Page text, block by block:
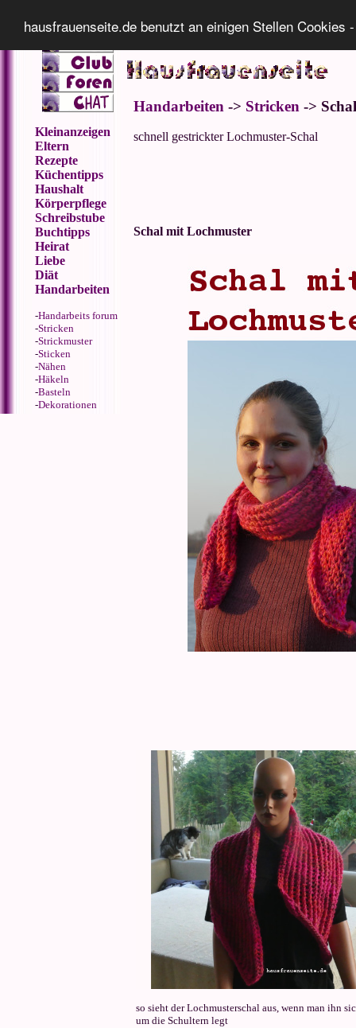
hausfrauenseite.de benutzt an einigen Stellen
Kleinanzeigen
Eltern
Rezepte
Küchentipps
Haushalt
Körperpflege
Schreibstube
Buchtipps
Heirat
Liebe
Diät
Handarbeiten
-Handarbeits forum
-Stricken
-Strickmuster
-Sticken
-Nähen
-Häkeln
-Basteln
-Dekorationen
Handarbeiten -> Stricken ->
schnell gestrickter Lochmuster-Schal
Schal mit Lochmuster
so sieht der Lochmusterschal aus, wenn man ihn
um die Schultern legt